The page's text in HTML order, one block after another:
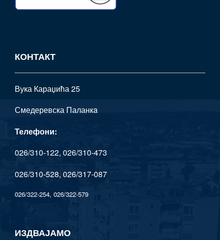
КОНТАКТ
Вука Караџића 25
Смедеревска Паланкa
Телефони:
026/310-122, 026/310-473
026/310-528, 026/317-087
026/322-254, 026/322-579
ИЗДВАЈАМО